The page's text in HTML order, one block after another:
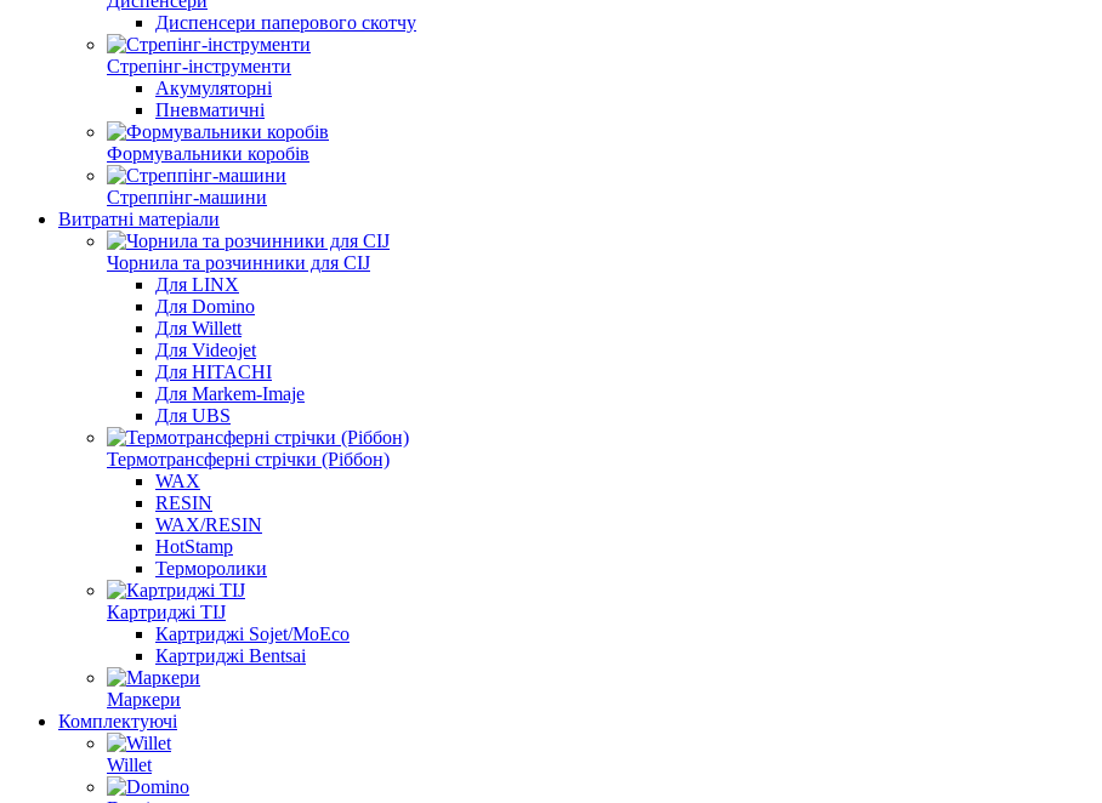
Диспенсери паперового скотчу
Стрепінг-інструменти
Акумуляторні
Пневматичні
Формувальники коробів
Стреппінг-машини
Витратні матеріали
Чорнила та розчинники для CIJ
Для LINX
Для Domino
Для Willett
Для Videojet
Для HITACHI
Для Markem-Imaje
Для UBS
Термотрансферні стрічки (Ріббон)
WAX
RESIN
WAX/RESIN
HotStamp
Терморолики
Картриджі TIJ
Картриджі Sojet/MoEco
Картриджі Bentsai
Маркери
Комплектуючі
Willet